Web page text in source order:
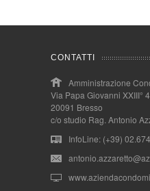
CONTATTI
Amministrazione
Via Papa Giovanni XXIII°
20091 Bresso
c/o studio Rag. Antonio
InfoLine: (+39)